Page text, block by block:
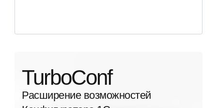
TurboConf
Расширение возможностей